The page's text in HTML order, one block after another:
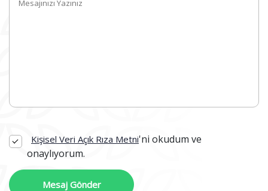
Kişisel Veri Açık Rıza Metni'ni okudum ve
onaylıyorum.
Mesaj Gönder